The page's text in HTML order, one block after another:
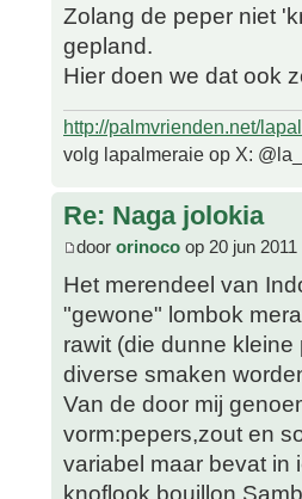
Zolang de peper niet
gepland.
Hier doen we dat ook
http://palmvrienden.net/
volg lapalmeraie op X:
Re: Naga jolokia
door orinoco op 20 jun 2011
Het merendeel van
"gewone" lombok
rawit (die dunne
diverse smaken
Van de door mij
vorm:pepers,zout en
variabel maar bevat in